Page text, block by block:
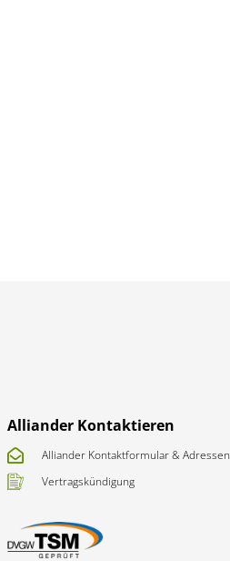
Alliander Kontaktieren
Alliander Kontaktformular & Adressen
Vertragskündigung